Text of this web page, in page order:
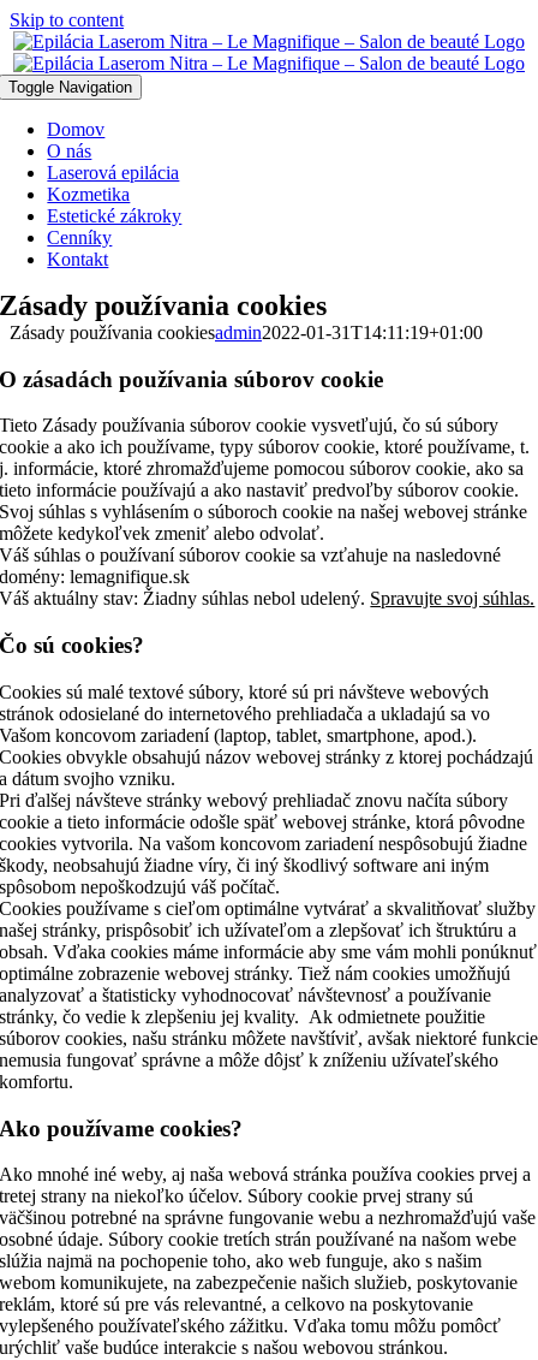
Skip to content
Toggle Navigation
Domov
O nás
Laserová epilácia
Kozmetika
Estetické zákroky
Cenníky
Kontakt
Zásady používania cookies
Zásady používania cookiesadmin2022-01-31T14:11:19+01:00
O zásadách používania súborov cookie
Tieto Zásady používania súborov cookie vysvetľujú, čo sú súbory
cookie a ako ich používame, typy súborov cookie, ktoré používame, t.
j. informácie, ktoré zhromažďujeme pomocou súborov cookie, ako sa
tieto informácie používajú a ako nastaviť predvoľby súborov cookie.
Svoj súhlas s vyhlásením o súboroch cookie na našej webovej stránke
môžete kedykoľvek zmeniť alebo odvolať.
Váš súhlas o používaní súborov cookie sa vzťahuje na nasledovné
domény: lemagnifique.sk
Váš aktuálny stav: Žiadny súhlas nebol udelený. Spravujte svoj súhlas.
Čo sú cookies?
Cookies sú malé textové súbory, ktoré sú pri návšteve webových
stránok odosielané do internetového prehliadača a ukladajú sa vo
Vašom koncovom zariadení (laptop, tablet, smartphone, apod.).
Cookies obvykle obsahujú názov webovej stránky z ktorej pochádzajú
a dátum svojho vzniku.
Pri ďalšej návšteve stránky webový prehliadač znovu načíta súbory
cookie a tieto informácie odošle späť webovej stránke, ktorá pôvodne
cookies vytvorila. Na vašom koncovom zariadení nespôsobujú žiadne
škody, neobsahujú žiadne víry, či iný škodlivý software ani iným
spôsobom nepoškodzujú váš počítač.
Cookies používame s cieľom optimálne vytvárať a skvalitňovať služby
našej stránky, prispôsobiť ich užívateľom a zlepšovať ich štruktúru a
obsah. Vďaka cookies máme informácie aby sme vám mohli ponúknuť
optimálne zobrazenie webovej stránky. Tiež nám cookies umožňujú
analyzovať a štatisticky vyhodnocovať návštevnosť a používanie
stránky, čo vedie k zlepšeniu jej kvality. Ak odmietnete použitie
súborov cookies, našu stránku môžete navštíviť, avšak niektoré funkcie
nemusia fungovať správne a môže dôjsť k zníženiu užívateľského
komfortu.
Ako používame cookies?
Ako mnohé iné weby, aj naša webová stránka používa cookies prvej a
tretej strany na niekoľko účelov. Súbory cookie prvej strany sú
väčšinou potrebné na správne fungovanie webu a nezhromažďujú vaše
osobné údaje. Súbory cookie tretích strán používané na našom webe
slúžia najmä na pochopenie toho, ako web funguje, ako s našim
webom komunikujete, na zabezpečenie našich služieb, poskytovanie
reklám, ktoré sú pre vás relevantné, a celkovo na poskytovanie
vylepšeného používateľského zážitku. Vďaka tomu môžu pomôcť
urýchliť vaše budúce interakcie s našou webovou stránkou.